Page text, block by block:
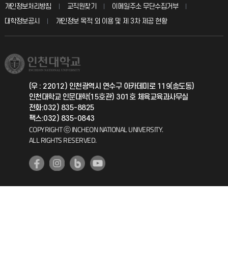
입학안내
취업정보(학생)
칭찬마당
학생서비스 지킴이
총동문회
교육혁신본부
국제지원과
공자아카데미
기초교육원
개인정보처리방침 교직원찾기
이메일주소 무단수집거부
대학정보공시
개인정보 목적 외 이용 및 제 3차 제공 현황
(우 : 22012) 인천광역시 연수구 아카데미로 119(송도동)
인천대학교 인문대학(15호관) 301호 체육교육과사무실
전화:032) 835-8825
팩스:032) 835-0843
COPYRIGHT ⓒ INCHEON NATIONAL UNIVERSITY.
ALL RIGHTS RESERVED.